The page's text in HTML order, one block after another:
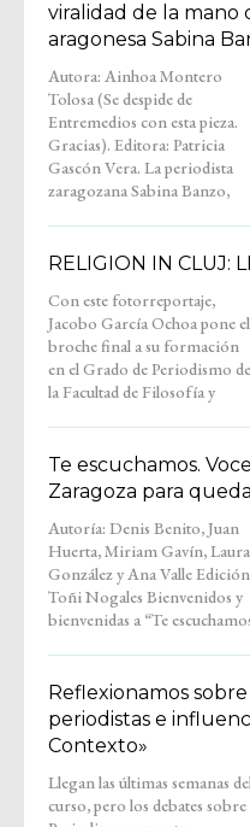
viralidad de la mano
aragonesa Sabina
Autora: Ainhoa Montero
Tolosa (Se despide de
Entremedios con esta pieza.
Gracias). Editora: Patricia
Gascón Vera. La periodista
zaragozana Sabina Banzo,
tras años como reportera de
televisión y locutora de spots
para grandes marcas,
comenzó su andadura en
RELIGION IN CLUJ:
Con este fotorreportaje,
Jacobo García Ochoa pone el
broche final a su formación
en el Grado de Periodismo de
la Facultad de Filosofía y
Letras y cierra también su
etapa como colaborador de
Entremedios. Su trabajo nos
Te escuchamos.
Zaragoza para
Autoría: Denis Benito, Juan
Huerta, Miriam Gavín, Laura
González y Ana Valle Edición:
Toñi Nogales Bienvenidos y
bienvenidas a “Te
Voces de quienes llegaron a
Zaragoza para quedarse”. Un
espacio tranquilo, hecho para
escuchar sin prisas y
Reflexionamos
periodistas e
Contexto»
Llegan las últimas semanas
curso, pero los debates sobre
nuestro propio podcast
#Entremedios. Laura Jiménez,